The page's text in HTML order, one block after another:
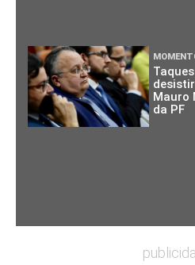
Mauro
da PF